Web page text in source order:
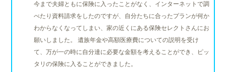
今まで夫婦ともに保険に入ったことがなく、インターネットで調
べたり資料請求をしたのですが、自分たちに合ったプランが何か
わからなくなってしまい、家の近くにある保険セレクトさんにお
願いしました。 遺族年金や高額医療費についての説明を受け
て、万が一の時に自分達に必要な金額を考えることができ、ピッ
タリの保険に入ることができました。